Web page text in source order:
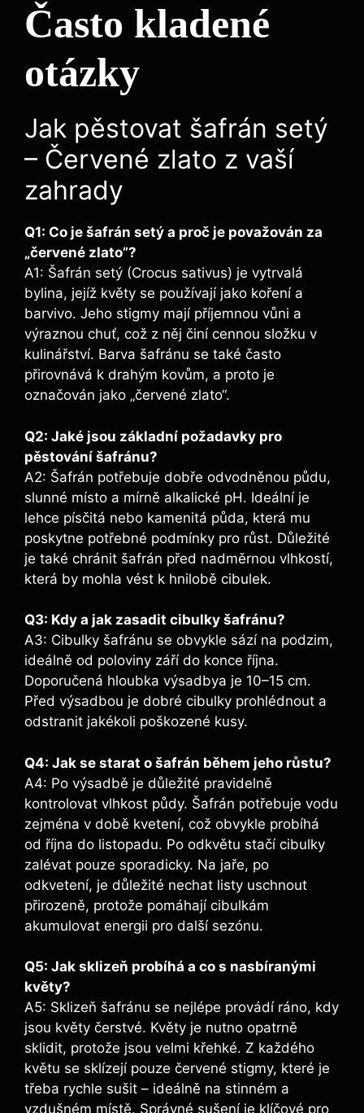
Často kladené
otázky
Jak pěstovat šafrán setý
– Červené zlato z vaší
zahrady
Q1: Co je šafrán setý a proč je považován za
„červené zlato”?
A1: Šafrán setý (Crocus sativus) je vytrvalá
bylina, jejíž květy se používají jako koření a
barvivo. Jeho stigmy mají příjemnou vůni a
výraznou chuť, což z něj činí cennou složku v
kulinářství. Barva šafránu se také často
přirovnává k drahým kovům, a proto je
označován jako „červené zlato“.
Q2: Jaké jsou základní požadavky pro
pěstování šafránu?
A2: Šafrán potřebuje dobře odvodněnou půdu,
slunné místo a mírně alkalické pH. Ideální je
lehce písčitá nebo kamenitá půda, která mu
poskytne potřebné podmínky pro růst. Důležité
je také chránit šafrán před nadměrnou vlhkostí,
která by mohla vést k hnilobě cibulek.
Q3: Kdy a jak zasadit cibulky šafránu?
A3: Cibulky šafránu se obvykle sází na podzim,
ideálně od poloviny září do konce října.
Doporučená hloubka výsadbya je 10–15 cm.
Před výsadbou je dobré cibulky prohlédnout a
odstranit jakékoli poškozené kusy.
Q4: Jak se starat o šafrán během jeho růstu?
A4: Po výsadbě je důležité pravidelně
kontrolovat vlhkost půdy. Šafrán potřebuje vodu
zejména v době kvetení, což obvykle probíhá
od října do listopadu. Po odkvětu stačí cibulky
zalévat pouze sporadicky. Na jaře, po
odkvetení, je důležité nechat listy uschnout
přirozeně, protože pomáhají cibulkám
akumulovat energii pro další sezónu.
Q5: Jak sklizeň probíhá a co s nasbíranými
květy?
A5: Sklizeň šafránu se nejlépe provádí ráno, kdy
jsou květy čerstvé. Květy je nutno opatrně
sklidit, protože jsou velmi křehké. Z každého
květu se sklízejí pouze červené stigmy, které je
třeba rychle sušit – ideálně na stinném a
vzdušném místě. Správné sušení je klíčové pro